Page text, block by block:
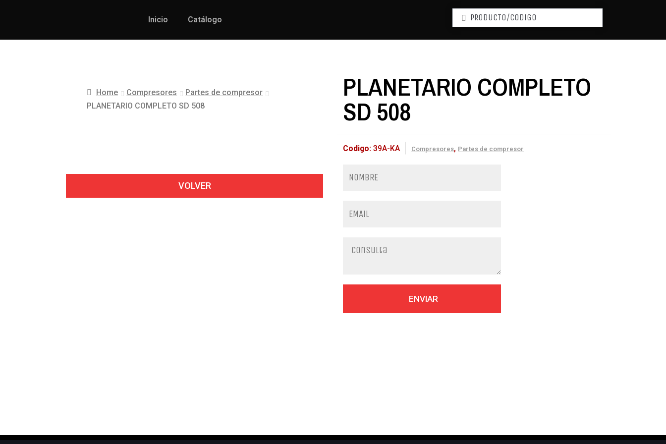
Inicio Catálogo
Home Compresores
Partes de compresor
PLANETARIO COMPLETO SD 508
VOLVER
PLANETARIO COMPLETO
SD 508
Codigo: 39A-KA Compresores, Partes de compresor